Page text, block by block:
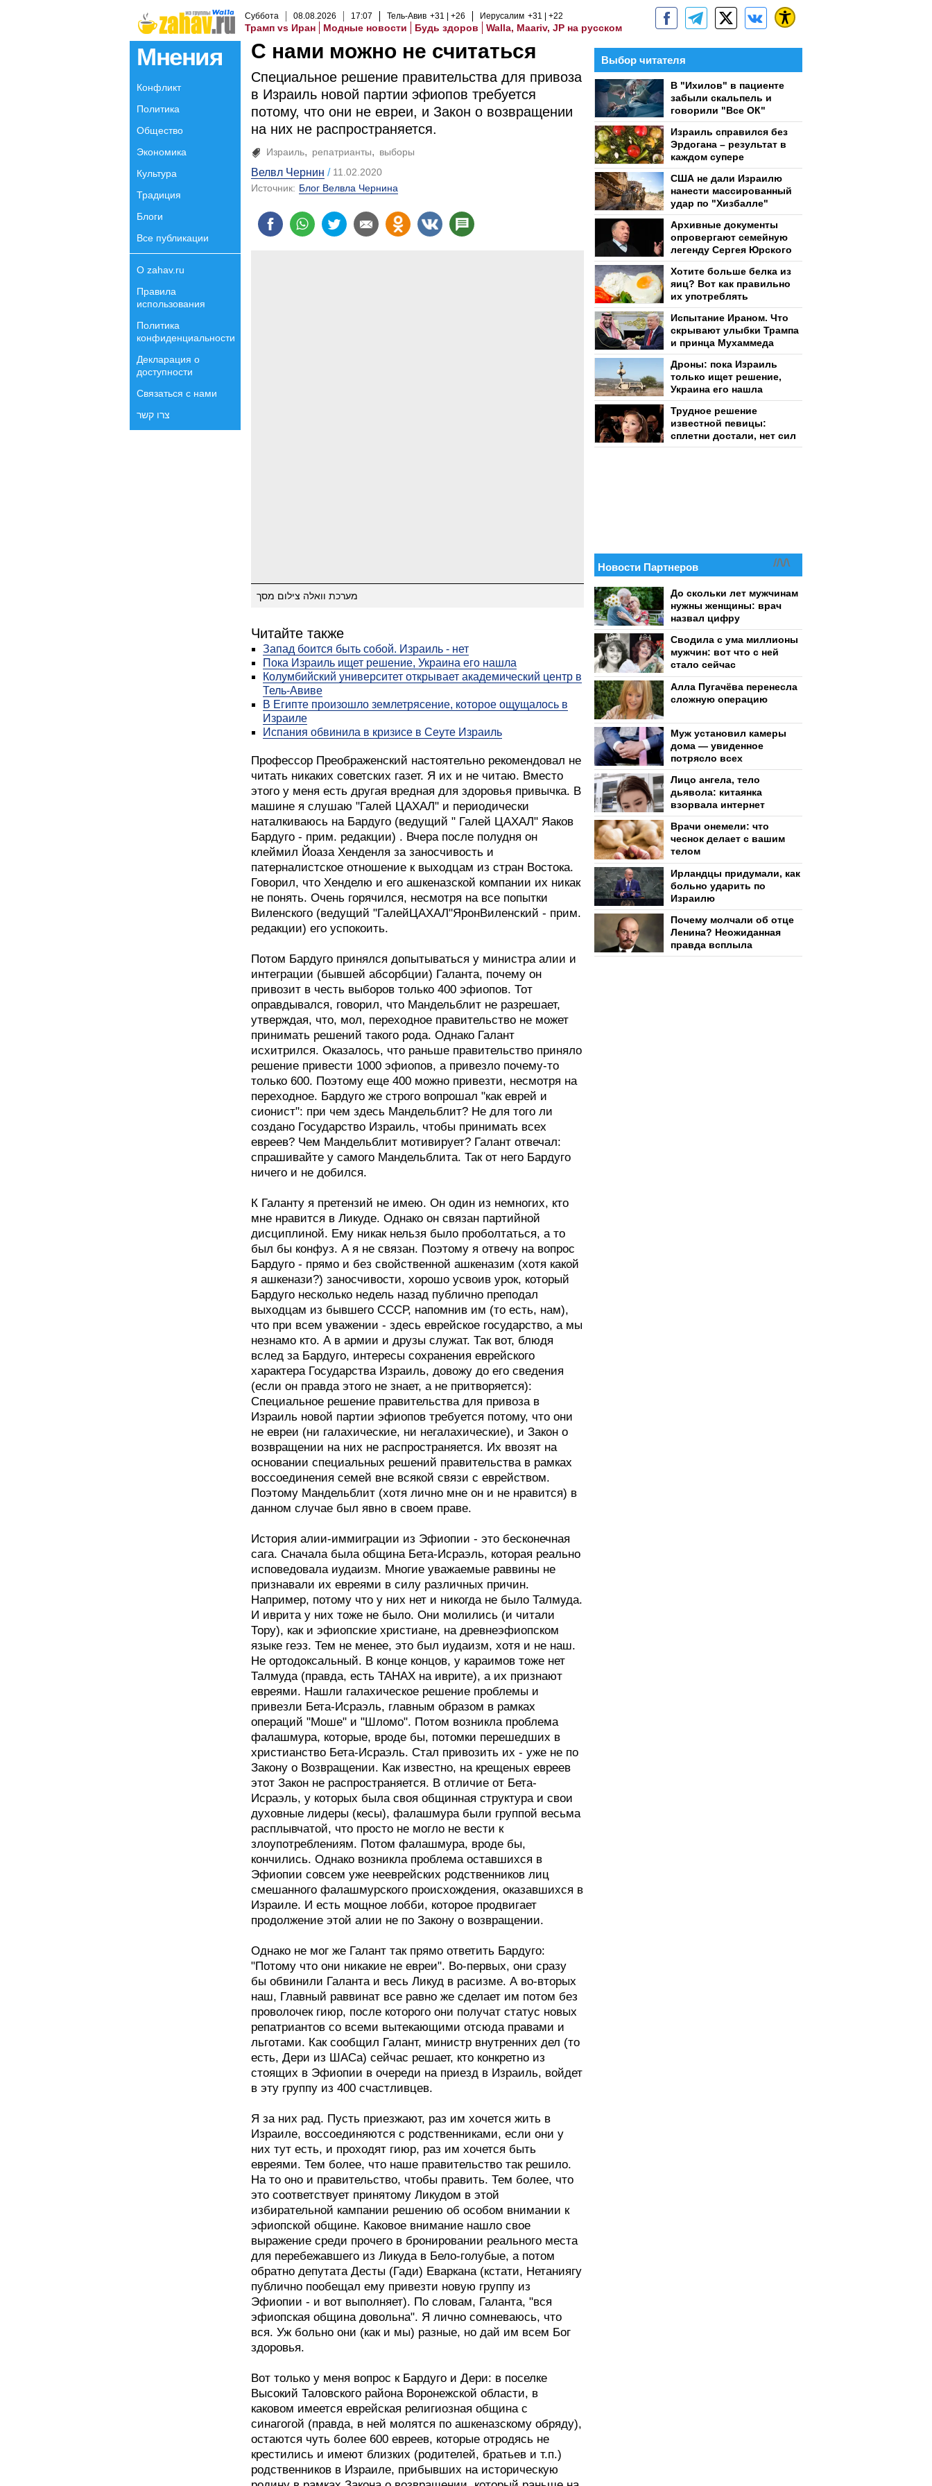
Суббота 08.08.2026 17:07 Тель-Авив +31 +26 Иерусалим +31 +22
Трамп vs Иран Модные новости Будь здоров Walla, Maariv, JP на русском
Мнения
Конфликт
Политика
Общество
Экономика
Культура
Традиция
Блоги
Все публикации
О zahav.ru
Правила
использования
Политика
конфиденциальности
Декларация о
доступности
Связаться с нами
צרו קשר
С нами можно не считаться
Специальное решение правительства для привоза
в Израиль новой партии эфиопов требуется
потому, что они не евреи, и Закон о возвращении
на них не распространяется.
Израиль репатрианты выборы
Велвл Чернин
11.02.2020
Источник: Блог Велвла Чернина
מערכת וואלה צילום מסך
Читайте также
Запад боится быть собой. Израиль - нет
Пока Израиль ищет решение, Украина его нашла
Колумбийский университет открывает академический центр в
Тель-Авиве
В Египте произошло землетрясение, которое ощущалось в
Израиле
Испания обвинила в кризисе в Сеуте Израиль
Профессор Преображенский настоятельно рекомендовал не
читать никаких советских газет. Я их и не читаю. Вместо
этого у меня есть другая вредная для здоровья привычка. В
машине я слушаю "Галей ЦАХАЛ" и периодически
наталкиваюсь на Бардуго (ведущий " Галей ЦАХАЛ" Яаков
Бардуго - прим. редакции) . Вчера после полудня он
клеймил Йоаза Хенденля за заносчивость и
патерналистское отношение к выходцам из стран Востока.
Говорил, что Хенделю и его ашкеназской компании их никак
не понять. Очень горячился, несмотря на все попытки
Виленского (ведущий "ГалейЦАХАЛ"ЯронВиленский - прим.
редакции) его успокоить.
Потом Бардуго принялся допытываться у министра алии и
интеграции (бывшей абсорбции) Галанта, почему он
привозит в честь выборов только 400 эфиопов. Тот
оправдывался, говорил, что Мандельблит не разрешает,
утверждая, что, мол, переходное правительство не может
принимать решений такого рода. Однако Галант
исхитрился. Оказалось, что раньше правительство приняло
решение привести 1000 эфиопов, а привезло почему-то
только 600. Поэтому еще 400 можно привезти, несмотря на
переходное. Бардуго же строго вопрошал "как еврей и
сионист": при чем здесь Мандельблит? Не для того ли
создано Государство Израиль, чтобы принимать всех
евреев? Чем Мандельблит мотивирует? Галант отвечал:
спрашивайте у самого Мандельблита. Так от него Бардуго
ничего и не добился.
К Галанту я претензий не имею. Он один из немногих, кто
мне нравится в Ликуде. Однако он связан партийной
дисциплиной. Ему никак нельзя было проболтаться, а то
был бы конфуз. А я не связан. Поэтому я отвечу на вопрос
Бардуго - прямо и без свойственной ашкеназим (хотя какой
я ашкенази?) заносчивости, хорошо усвоив урок, который
Бардуго несколько недель назад публично преподал
выходцам из бывшего СССР, напомнив им (то есть, нам),
что при всем уважении - здесь еврейское государство, а мы
незнамо кто. А в армии и друзы служат. Так вот, блюдя
вслед за Бардуго, интересы сохранения еврейского
характера Государства Израиль, довожу до его сведения
(если он правда этого не знает, а не притворяется):
Специальное решение правительства для привоза в
Израиль новой партии эфиопов требуется потому, что они
не евреи (ни галахические, ни негалахические), и Закон о
возвращении на них не распространяется. Их ввозят на
основании специальных решений правительства в рамках
воссоединения семей вне всякой связи с еврейством.
Поэтому Мандельблит (хотя лично мне он и не нравится) в
данном случае был явно в своем праве.
История алии-иммиграции из Эфиопии - это бесконечная
сага. Сначала была община Бета-Исраэль, которая реально
исповедовала иудаизм. Многие уважаемые раввины не
признавали их евреями в силу различных причин.
Например, потому что у них нет и никогда не было Талмуда.
И иврита у них тоже не было. Они молились (и читали
Тору), как и эфиопские христиане, на древнеэфиопском
языке геэз. Тем не менее, это был иудаизм, хотя и не наш.
Не ортодоксальный. В конце концов, у караимов тоже нет
Талмуда (правда, есть ТАНАХ на иврите), а их признают
евреями. Нашли галахическое решение проблемы и
привезли Бета-Исраэль, главным образом в рамках
операций "Моше" и "Шломо". Потом возникла проблема
фалашмура, которые, вроде бы, потомки перешедших в
христианство Бета-Исраэль. Стал привозить их - уже не по
Закону о Возвращении. Как известно, на крещеных евреев
этот Закон не распространяется. В отличие от Бета-
Исраэль, у которых была своя общинная структура и свои
духовные лидеры (кесы), фалашмура были группой весьма
расплывчатой, что просто не могло не вести к
злоупотреблениям. Потом фалашмура, вроде бы,
кончились. Однако возникла проблема оставшихся в
Эфиопии совсем уже нееврейских родственников лиц
смешанного фалашмурского происхождения, оказавшихся в
Израиле. И есть мощное лобби, которое продвигает
продолжение этой алии не по Закону о возвращении.
Однако не мог же Галант так прямо ответить Бардуго:
"Потому что они никакие не евреи". Во-первых, они сразу
бы обвинили Галанта и весь Ликуд в расизме. А во-вторых
наш, Главный раввинат все равно же сделает им потом без
проволочек гиюр, после которого они получат статус новых
репатриантов со всеми вытекающими отсюда правами и
льготами. Как сообщил Галант, министр внутренних дел (то
есть, Дери из ШАСа) сейчас решает, кто конкретно из
стоящих в Эфиопии в очереди на приезд в Израиль, войдет
в эту группу из 400 счастливцев.
Я за них рад. Пусть приезжают, раз им хочется жить в
Израиле, воссоединяются с родственниками, если они у
них тут есть, и проходят гиюр, раз им хочется быть
евреями. Тем более, что наше правительство так решило.
На то оно и правительство, чтобы править. Тем более, что
это соответствует принятому Ликудом в этой
избирательной кампании решению об особом внимании к
эфиопской общине. Каковое внимание нашло свое
выражение среди прочего в бронировании реального места
для перебежавшего из Ликуда в Бело-голубые, а потом
обратно депутата Десты (Гади) Еваркана (кстати, Нетаниягу
публично пообещал ему привезти новую группу из
Эфиопии - и вот выполняет). По словам, Галанта, "вся
эфиопская община довольна". Я лично сомневаюсь, что
вся. Уж больно они (как и мы) разные, но дай им всем Бог
здоровья.
Вот только у меня вопрос к Бардуго и Дери: в поселке
Высокий Таловского района Воронежской области, в
каковом имеется еврейская религиозная община с
синагогой (правда, в ней молятся по ашкеназскому обряду),
остаются чуть более 600 евреев, которые отродясь не
крестились и имеют близких (родителей, братьев и т.п.)
родственников в Израиле, прибывших на историческую
Выбор читателя
В "Ихилов" в пациенте
забыли скальпель и
говорили "Все ОК"
Израиль справился без
Эрдогана – результат в
каждом супере
США не дали Израилю
нанести массированный
удар по "Хизбалле"
Архивные документы
опровергают семейную
легенду Сергея Юрского
Хотите больше белка из
яиц? Вот как правильно
их употреблять
Испытание Ираном. Что
скрывают улыбки Трампа
и принца Мухаммеда
Дроны: пока Израиль
только ищет решение,
Украина его нашла
Трудное решение
известной певицы:
сплетни достали, нет сил